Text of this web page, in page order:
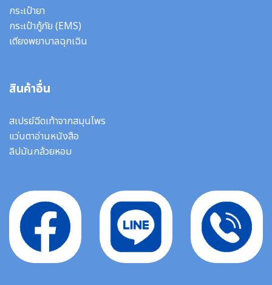
กระเป๋ายา
กระเป๋ากู้ภัย (EMS)
เตียงพยาบาลฉุกเฉิน
สินค้าอื่น
สเปรย์ฉีดเท้าจากสมุนไพร
แว่นตาอ่านหนังสือ
ลิปมันกล้วยหอม